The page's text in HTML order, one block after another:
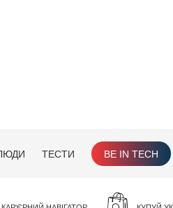
ТЕСТИ BE IN TECH